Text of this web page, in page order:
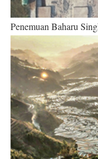
Penemuan Baharu